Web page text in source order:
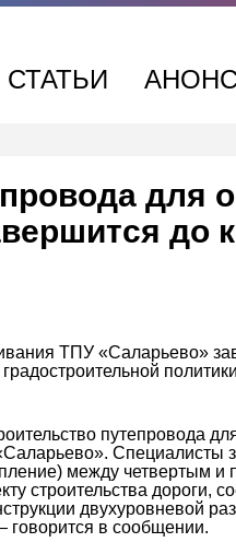
СТАТЬИ
для
до
ТПУ «Саларьево»
путепровода
Специалисты
между четвертым и
строительства дороги,
двухуровневой
в сообщении.